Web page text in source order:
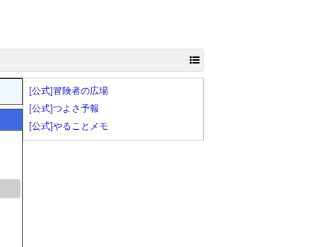
[公式]冒険者の広場
[公式]つよさ予報
[公式]やることメモ